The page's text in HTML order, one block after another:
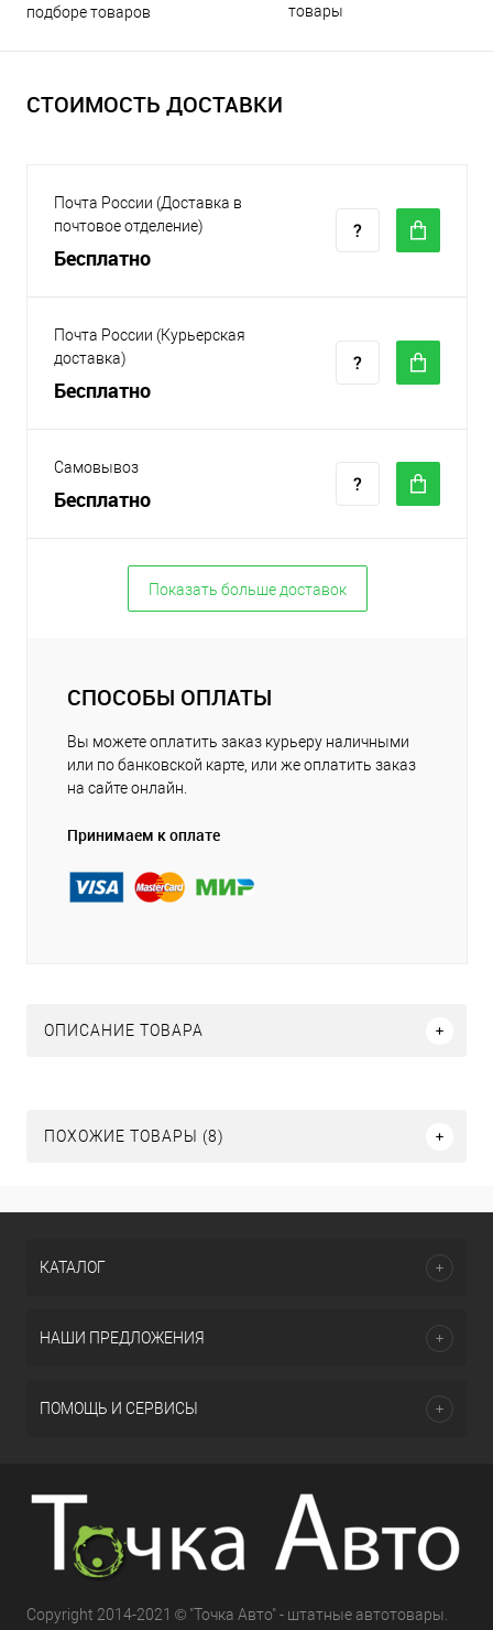
подборе товаров
товары
СТОИМОСТЬ ДОСТАВКИ
Почта России (Доставка в
почтовое отделение)
Бесплатно
Почта России (Курьерская
доставка)
Бесплатно
Самовывоз
Бесплатно
Показать больше доставок
СПОСОБЫ ОПЛАТЫ
Вы можете оплатить заказ курьеру наличными
или по банковской карте, или же оплатить заказ
на сайте онлайн.
Принимаем к оплате
ОПИСАНИЕ ТОВАРА
ПОХОЖИЕ ТОВАРЫ (8)
КАТАЛОГ
НАШИ ПРЕДЛОЖЕНИЯ
ПОМОЩЬ И СЕРВИСЫ
Copyright 2014-2021 © "Точка Авто" - штатные автотовары.